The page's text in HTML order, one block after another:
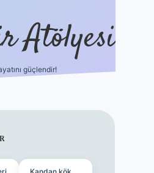
Atölyesi
güçlendir!
ilbet casino